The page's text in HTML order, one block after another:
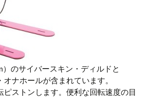
）のサイバースキン・ディルドと
ナホールが含まれています。
ピストンします。便利な回転速度の目